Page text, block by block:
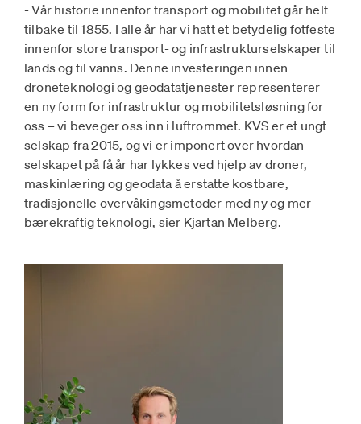
- Vår historie innenfor transport og mobilitet går helt
tilbake til 1855. I alle år har vi hatt et betydelig fotfeste
innenfor store transport- og infrastrukturselskaper til
lands og til vanns. Denne investeringen innen
droneteknologi og geodatatjenester representerer
en ny form for infrastruktur og mobilitetsløsning for
oss – vi beveger oss inn i luftrommet. KVS er et ungt
selskap fra 2015, og vi er imponert over hvordan
selskapet på få år har lykkes ved hjelp av droner,
maskinlæring og geodata å erstatte kostbare,
tradisjonelle overvåkingsmetoder med ny og mer
bærekraftig teknologi, sier Kjartan Melberg.